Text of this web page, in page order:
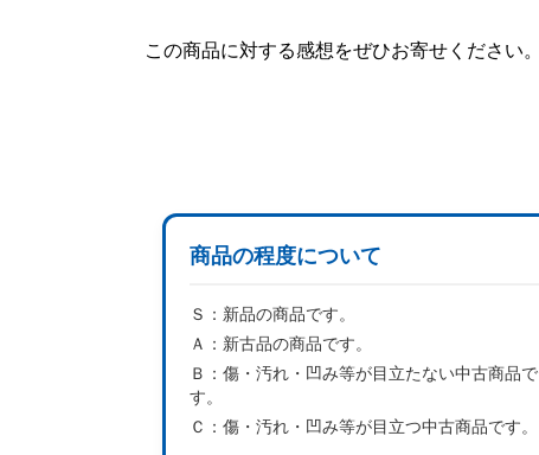
この商品に対する感想をぜひお寄せください。
商品の程度について
Ｓ： 新品の商品です。
Ａ： 新古品の商品です。
Ｂ： 傷・汚れ・凹み等が目立たない中古商品で
す。
Ｃ： 傷・汚れ・凹み等が目立つ中古商品です。